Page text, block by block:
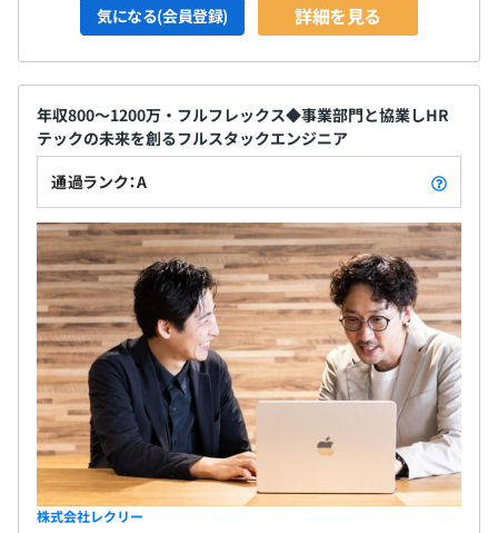
気になる(会員登録) 詳細を見る
年収800～1200万・フルフレックス◆事業部門と協業しHR
テックの未来を創るフルスタックエンジニア
通過ランク：A
株式会社レクリー